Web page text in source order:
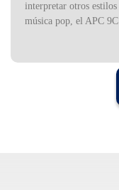
interpretar otros
música pop, el APC
guitarra clásica APC
fondo de palisandro
buena presencia de